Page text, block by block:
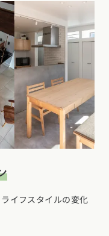
イフスタイルの変化